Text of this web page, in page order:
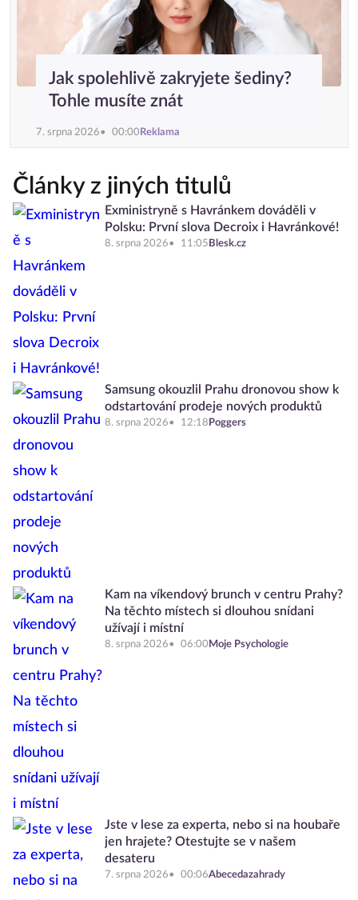
Jak spolehlivě zakryjete šediny?
Tohle musíte znát
7. srpna 2026 00:00 Reklama
Články z jiných titulů
Exministryně s Havránkem dováděli v
Polsku: První slova Decroix i Havránkové!
8. srpna 2026 11:05 Blesk.cz
Samsung okouzlil Prahu dronovou show k
odstartování prodeje nových produktů
8. srpna 2026 12:18 Poggers
Kam na víkendový brunch v centru Prahy?
Na těchto místech si dlouhou snídani
užívají i místní
8. srpna 2026 06:00 Moje Psychologie
Jste v lese za experta, nebo si na houbaře
jen hrajete? Otestujte se v našem
desateru
7. srpna 2026 00:06Abecedazahrady